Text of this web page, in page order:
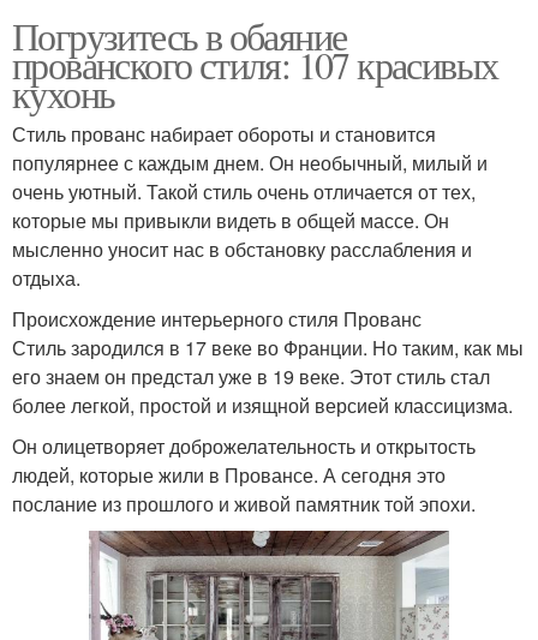
Погрузитесь в обаяние
прованского стиля: 107 красивых
кухонь
Стиль прованс набирает обороты и становится
популярнее с каждым днем. Он необычный, милый и
очень уютный. Такой стиль очень отличается от тех,
которые мы привыкли видеть в общей массе. Он
мысленно уносит нас в обстановку расслабления и
отдыха.
Происхождение интерьерного стиля Прованс
Стиль зародился в 17 веке во Франции. Но таким, как мы
его знаем он предстал уже в 19 веке. Этот стиль стал
более легкой, простой и изящной версией классицизма.
Он олицетворяет доброжелательность и открытость
людей, которые жили в Провансе. А сегодня это
послание из прошлого и живой памятник той эпохи.